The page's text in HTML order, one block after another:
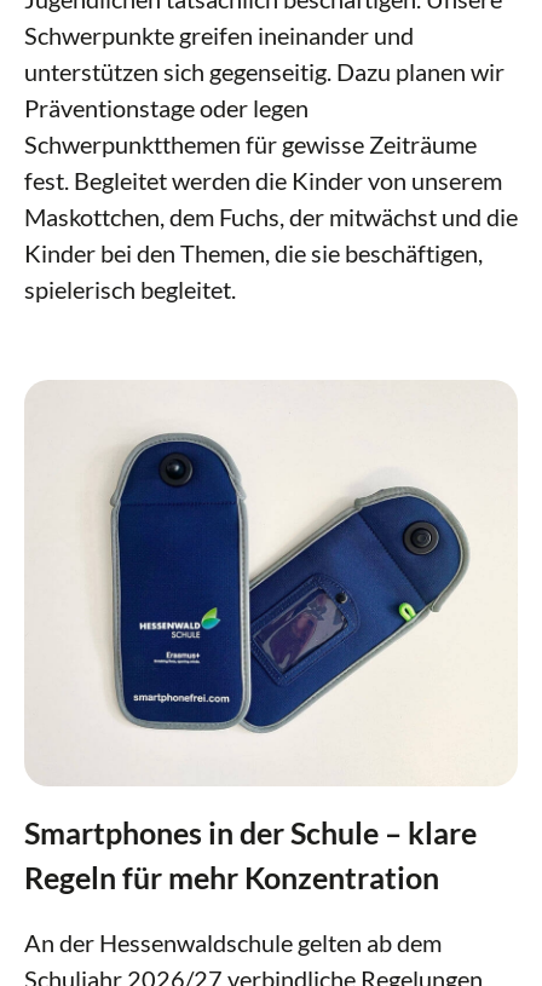
Schwerpunkte greifen ineinander und
unterstützen sich gegenseitig. Dazu planen wir
Präventionstage oder legen
Schwerpunktthemen für gewisse Zeiträume
fest. Begleitet werden die Kinder von unserem
Maskottchen, dem Fuchs, der mitwächst und die
Kinder bei den Themen, die sie beschäftigen,
spielerisch begleitet.
Smartphones in der Schule – klare
Regeln für mehr Konzentration
An der Hessenwaldschule gelten ab dem
Schuljahr 2026/27 verbindliche Regelungen